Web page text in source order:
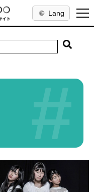
Lang
#